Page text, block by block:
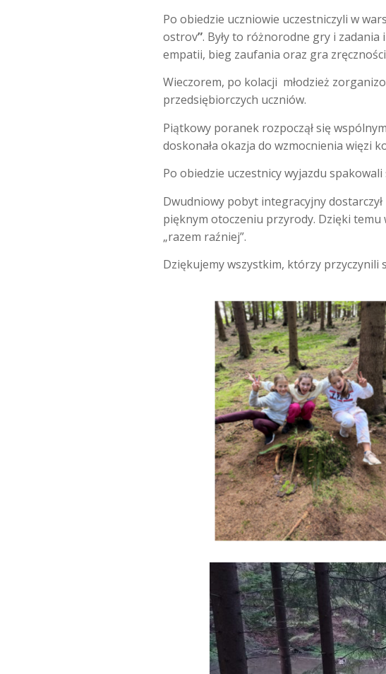
Po obiedzie uczniowie uczestniczyli w
ostrov”. Były to różnorodne gry i
empatii, bieg zaufania oraz gra
Wieczorem, po kolacji młodzież
przedsiębiorczych uczniów.
Piątkowy poranek rozpoczął się
doskonała okazja do wzmocnienia więzi
Po obiedzie uczestnicy wyjazdu
Dwudniowy pobyt integracyjny
pięknym otoczeniu przyrody. Dzięki temu
„razem raźniej”.
Dziękujemy wszystkim, którzy przyczynili